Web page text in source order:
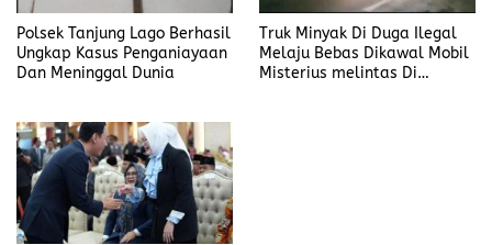
Polsek Tanjung Lago Berhasil
Ungkap Kasus Penganiayaan
Dan Meninggal Dunia
Truk Minyak Di Duga Ilegal
Melaju Bebas Dikawal Mobil
Misterius melintas Di